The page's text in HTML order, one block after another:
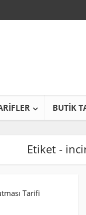
BUTİK
Etiket -
Tarifi